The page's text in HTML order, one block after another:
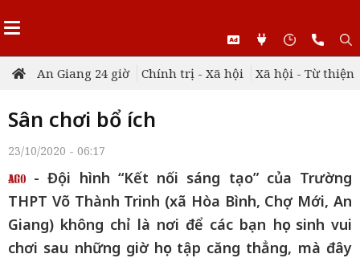
An Giang 24 giờ Chính trị - Xã hội Xã hội - Từ thiện
Sân chơi bổ ích
23/10/2020 - 06:17
- Đội hình “Kết nối sáng tạo” của Trường
THPT Võ Thành Trinh (xã Hòa Bình, Chợ Mới, An
Giang) không chỉ là nơi để các bạn học sinh vui
chơi sau những giờ học tập căng thẳng, mà đây